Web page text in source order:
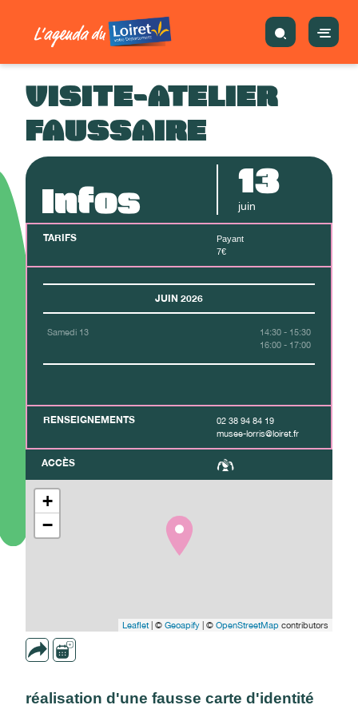
VISITE-ATELIER
FAUSSAIRE
Infos 13
juin
TARIFS
Payant
7€
JUIN 2026
Samedi 13
14:30 - 15:30
16:00 - 17:00
RENSEIGNEMENTS
02 38 94 84 19
musee-lorris@loiret.fr
ACCÈS
+
−
Leaflet| © Geoapify | © OpenStreetMap contributors
réalisation d'une fausse carte d'identité